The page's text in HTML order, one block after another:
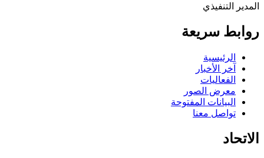
المدير التنفيذي
روابط سريعة
الرئيسية
آخر الأخبار
الفعاليات
معرض الصور
البيانات المفتوحة
تواصل معنا
الاتحاد